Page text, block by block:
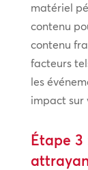
matériel
contenu
contenu
facteurs
les
impact sur
Étape 3